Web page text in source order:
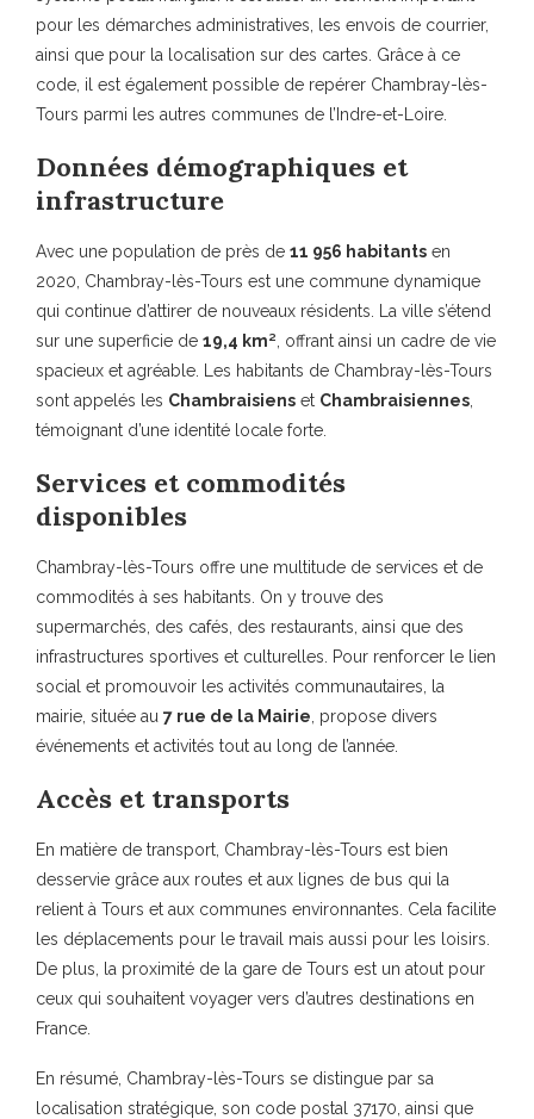
pour les démarches administratives, les envois de courrier,
ainsi que pour la localisation sur des cartes. Grâce à ce
code, il est également possible de repérer Chambray-lès-
Tours parmi les autres communes de l’Indre-et-Loire.
Données démographiques et
infrastructure
Avec une population de près de 11 956 habitants en
2020, Chambray-lès-Tours est une commune dynamique
qui continue d’attirer de nouveaux résidents. La ville s’étend
sur une superficie de 19,4 km² , offrant ainsi un cadre de vie
spacieux et agréable. Les habitants de Chambray-lès-Tours
sont appelés les Chambraisiens et Chambraisiennes
témoignant d’une identité locale forte.
Services et commodités
disponibles
Chambray-lès-Tours offre une multitude de services et de
commodités à ses habitants. On y trouve des
supermarchés, des cafés, des restaurants, ainsi que des
infrastructures sportives et culturelles. Pour renforcer le lien
social et promouvoir les activités communautaires, la
mairie, située au 7 rue de la Mairie , propose divers
événements et activités tout au long de l’année.
Accès et transports
En matière de transport, Chambray-lès-Tours est bien
desservie grâce aux routes et aux lignes de bus qui la
relient à Tours et aux communes environnantes. Cela facilite
les déplacements pour le travail mais aussi pour les loisirs.
De plus, la proximité de la gare de Tours est un atout pour
ceux qui souhaitent voyager vers d’autres destinations en
France.
En résumé, Chambray-lès-Tours se distingue par sa
localisation stratégique, son code postal 37170, ainsi que